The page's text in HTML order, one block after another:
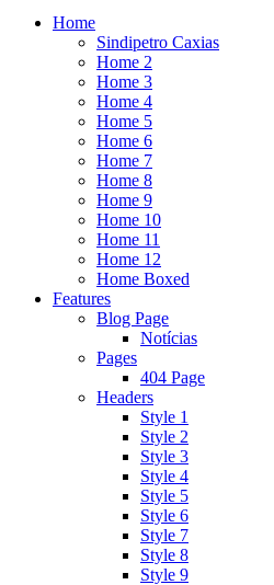
Home
Sindipetro Caxias
Home 2
Home 3
Home 4
Home 5
Home 6
Home 7
Home 8
Home 9
Home 10
Home 11
Home 12
Home Boxed
Features
Blog Page
Notícias
Pages
404 Page
Headers
Style 1
Style 2
Style 3
Style 4
Style 5
Style 6
Style 7
Style 8
Style 9